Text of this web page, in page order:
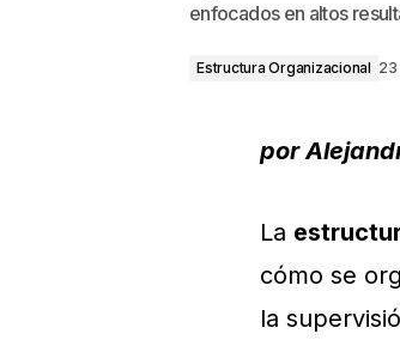
enfocados en altos
Estructura Organizacional
por
La
cómo se
la